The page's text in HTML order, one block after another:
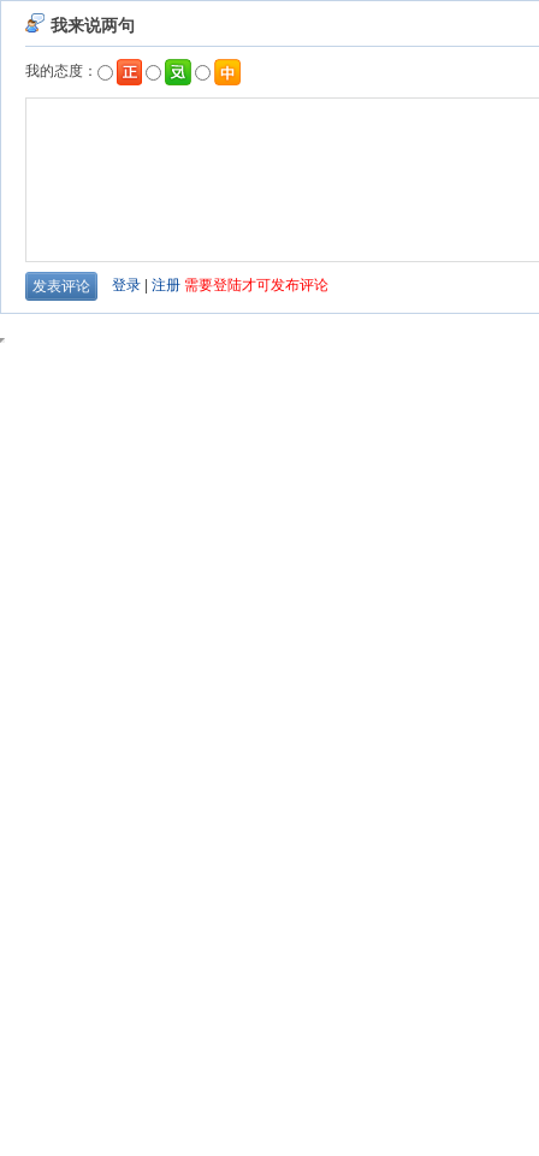
我来说两句
我的态度：
登录 注册 需要登陆才可发布评论